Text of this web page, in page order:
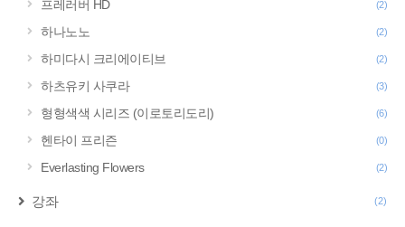
프레러버 HD (2)
하나노노 (2)
하미다시 크리에이티브 (2)
하츠유키 사쿠라 (3)
형형색색 시리즈 (이로토리도리) (6)
헨타이 프리즌 (0)
Everlasting Flowers (2)
강좌 (2)